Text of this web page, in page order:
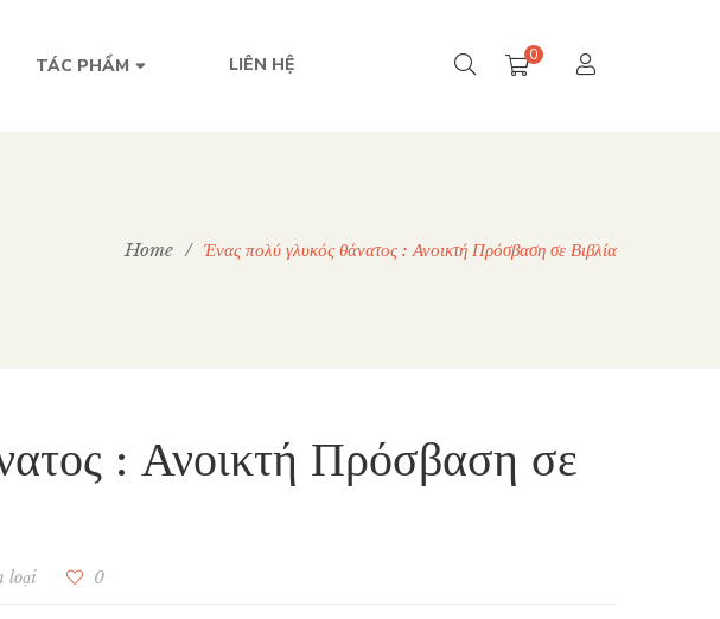
TÁC PHẨM LIÊN HỆ 0
Home / Ένας πολύ γλυκός θάνατος : Ανοικτή Πρόσβαση σε Βιβλία
: Ανοικτή Πρόσβαση σε
loại 0